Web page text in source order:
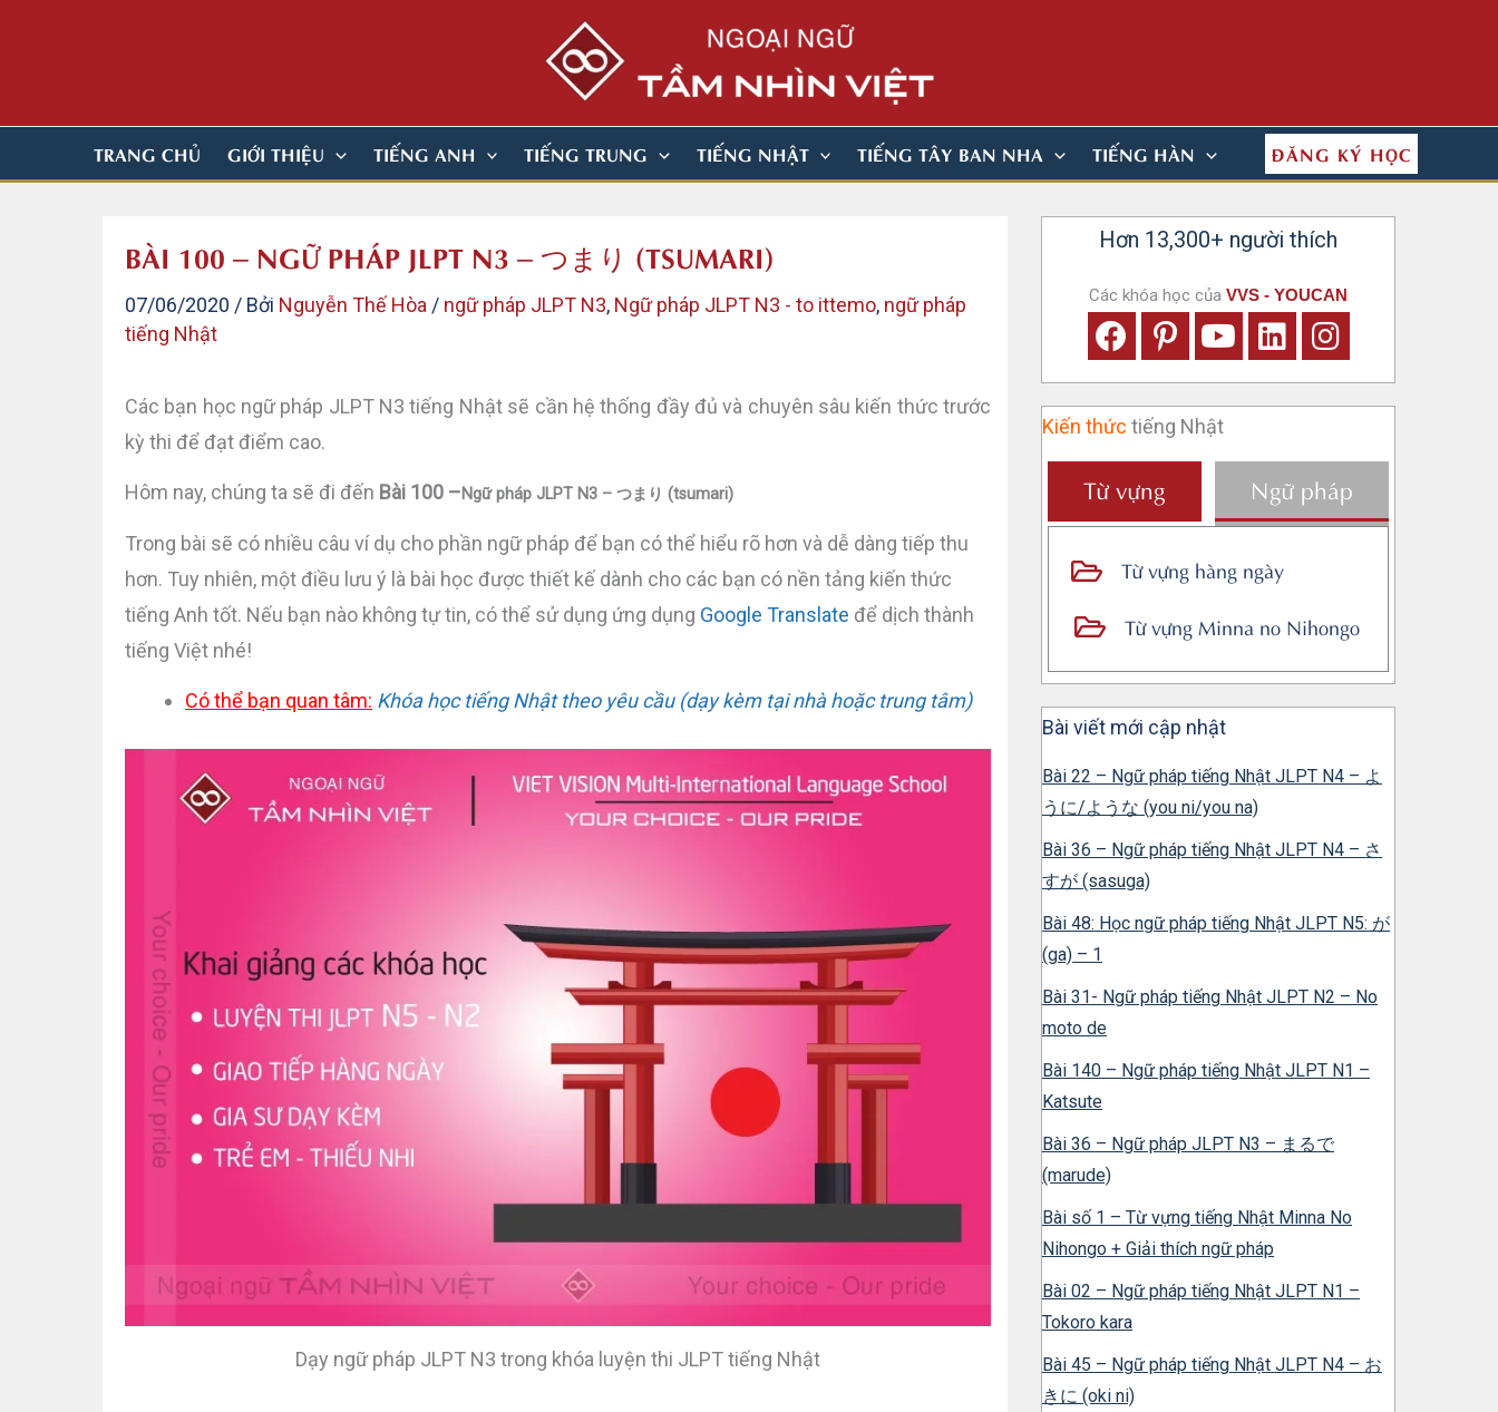
dung
TRANG CHỦ GIỚI THIỆU TIẾNG ANH TIẾNG TRUNG TIẾNG NHẬT TIẾNG TÂY BAN NHA TIẾNG HÀN ĐĂNG KÝ HỌC
BÀI 100 – NGỮ PHÁP JLPT N3 – つまり (TSUMARI)
07/06/2020 / Bởi Nguyễn Thế Hòa / ngữ pháp JLPT N3, Ngữ pháp JLPT N3 - to ittemo, ngữ pháp
tiếng Nhật
Các bạn học ngữ pháp JLPT N3 tiếng Nhật sẽ cần hệ thống đầy đủ và chuyên sâu kiến thức trước
kỳ thi để đạt điểm cao.
Hôm nay, chúng ta sẽ đi đến Bài 100 –Ngữ pháp JLPT N3 – つまり (tsumari)
Trong bài sẽ có nhiều câu ví dụ cho phần ngữ pháp để bạn có thể hiểu rõ hơn và dễ dàng tiếp thu
hơn. Tuy nhiên, một điều lưu ý là bài học được thiết kế dành cho các bạn có nền tảng kiến thức
tiếng Anh tốt. Nếu bạn nào không tự tin, có thể sử dụng ứng dụng Google Translate để dịch thành
tiếng Việt nhé!
Có thể bạn quan tâm: Khóa học tiếng Nhật theo yêu cầu (dạy kèm tại nhà hoặc trung tâm)
Dạy ngữ pháp JLPT N3 trong khóa luyện thi JLPT tiếng Nhật
Hơn 13,300+ người thích
Các khóa học của VVS - YOUCAN
Kiến thức tiếng Nhật
Từ vựng Ngữ pháp
Từ vựng hàng ngày
Từ vựng Minna no Nihongo
Bài viết mới cập nhật
Bài 22 – Ngữ pháp tiếng Nhật JLPT N4 – よ
うに/ような (you ni/you na)
Bài 36 – Ngữ pháp tiếng Nhật JLPT N4 – さ
すが (sasuga)
Bài 48: Học ngữ pháp tiếng Nhật JLPT N5: が
(ga) – 1
Bài 31- Ngữ pháp tiếng Nhật JLPT N2 – No
moto de
Bài 140 – Ngữ pháp tiếng Nhật JLPT N1 –
Katsute
Bài 36 – Ngữ pháp JLPT N3 – まるで
(marude)
Bài số 1 – Từ vựng tiếng Nhật Minna No
Nihongo + Giải thích ngữ pháp
Bài 02 – Ngữ pháp tiếng Nhật JLPT N1 –
Tokoro kara
Bài 45 – Ngữ pháp tiếng Nhật JLPT N4 – お
きに (oki ni)